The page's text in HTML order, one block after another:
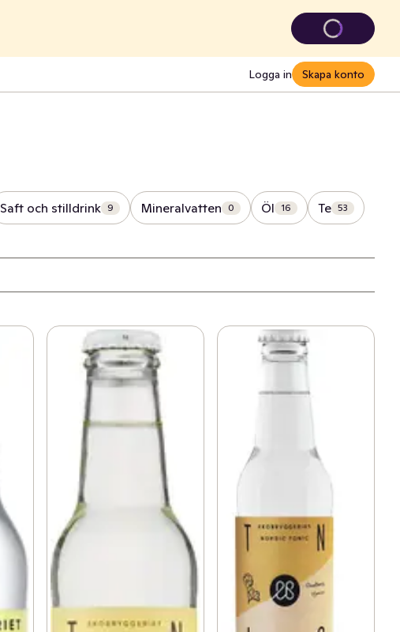
Logga in Skapa konto
Saft och stilldrink 9 Mineralvatten 0 Öl 16 Te 53